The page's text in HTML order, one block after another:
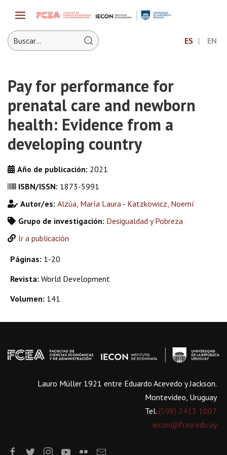
ES EN
Pay for performance for
prenatal care and newborn
health: Evidence from a
developing country
Año de publicación: 2021
ISBN/ISSN: 1873-5991
Autor/es: Alzúa, María Laura - Katzkowicz, Noemí
Grupo de investigación: Desigualdad y Pobreza
Ir a publicación
Páginas: 1-20
Revista: World Development
Volumen: 141
Lauro Müller 1921 entre Eduardo Acevedo y Jackson.
Montevideo, Uruguay
Tel. (598) 2413 1007
iecon@fcea.edu.uy